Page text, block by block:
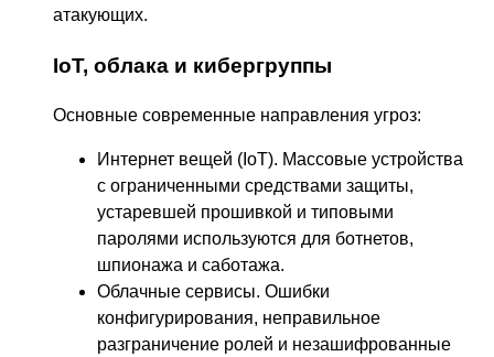
атакующих.
IoT, облака и кибергруппы
Основные современные направления угроз:
Интернет вещей (IoT). Массовые устройства
с ограниченными средствами защиты,
устаревшей прошивкой и типовыми
паролями используются для ботнетов,
шпионажа и саботажа.
Облачные сервисы. Ошибки
конфигурирования, неправильное
разграничение ролей и незашифрованные